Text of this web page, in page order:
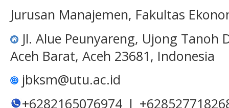
Jurusan Manajemen, Fakultas
Jl. Alue Peunyareng, Ujong
Aceh Barat, Aceh 23681, Indonesia
jbksm@utu.ac.id
+6282165076974 l